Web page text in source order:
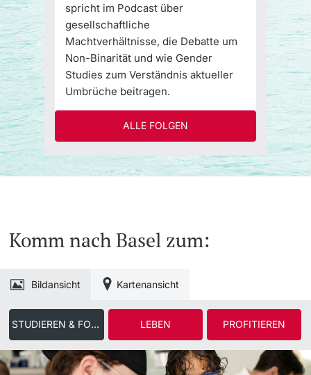
spricht im Podcast über
gesellschaftliche
Machtverhältnisse, die Debatte um
Non-Binarität und wie Gender
Studies zum Verständnis aktueller
Umbrüche beitragen.
ALLE FOLGEN
Komm nach Basel zum:
STUDIEREN & FORSCHEN LEBEN PROFITIEREN
Bildansicht Kartenansicht